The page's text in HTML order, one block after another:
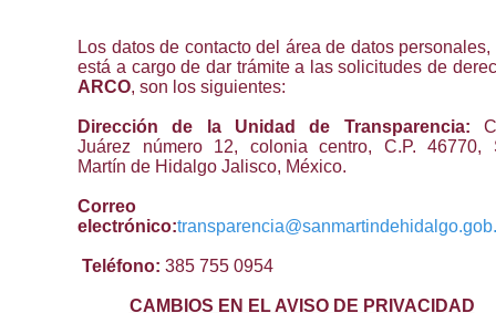
Los datos de contacto del área de datos personales,
está a cargo de dar trámite a las solicitudes de
ARCO, son los siguientes:
Dirección de la Unidad de Transparencia:
Juárez número 12, colonia centro, C.P. 46770,
Martín de Hidalgo Jalisco, México.
Correo
electrónico:
Teléfono:385 755 0954
CAMBIOS EN EL AVISO DE PRIVACIDAD